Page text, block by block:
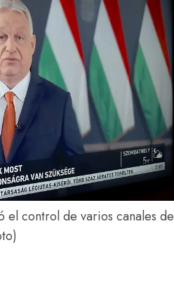
control de varios canales de